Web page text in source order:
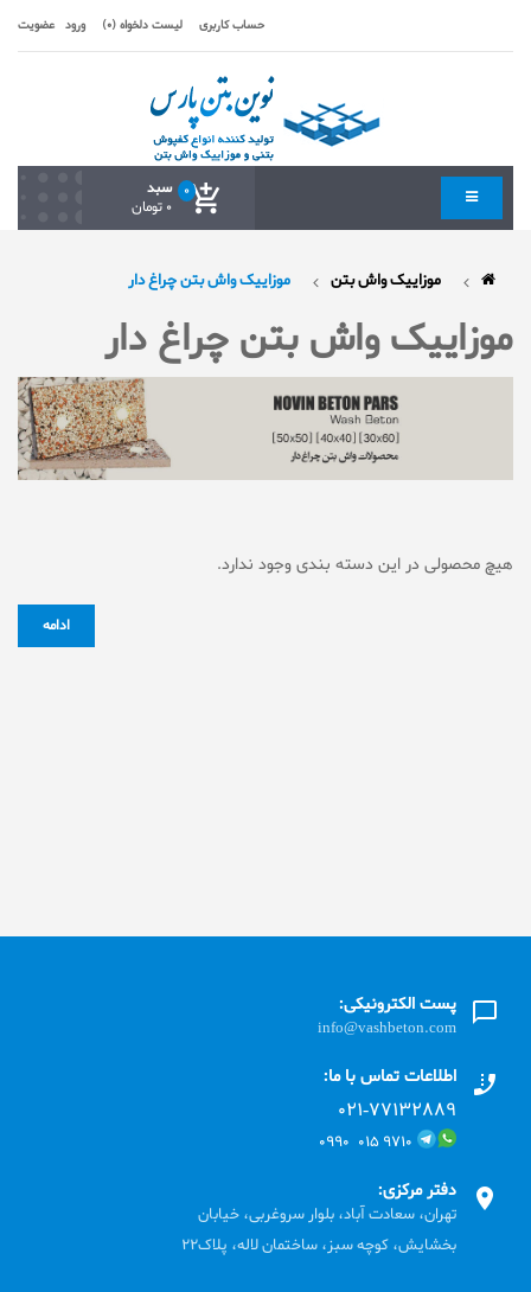
حساب کاربری لیست دلخواه (0) ورود عضویت
سبد 0
0 تومان
موزاییک واش بتن موزاییک واش بتن چراغ دار
موزاییک واش بتن چراغ دار
هیچ محصولی در این دسته بندی وجود ندارد.
ادامه
پست الکترونیکی:
info@vashbeton.com
اطلاعات تماس با ما:
۰۲۱-۷۷۱٣۲۸۸۹
۹۷۱۰ ۰۱۵ ۰۹۹۰
دفتر مرکزی:
تهران، سعادت آباد، بلوار سروغربی، خیابان
بخشایش، کوچه سبز، ساختمان لاله، پلاک22